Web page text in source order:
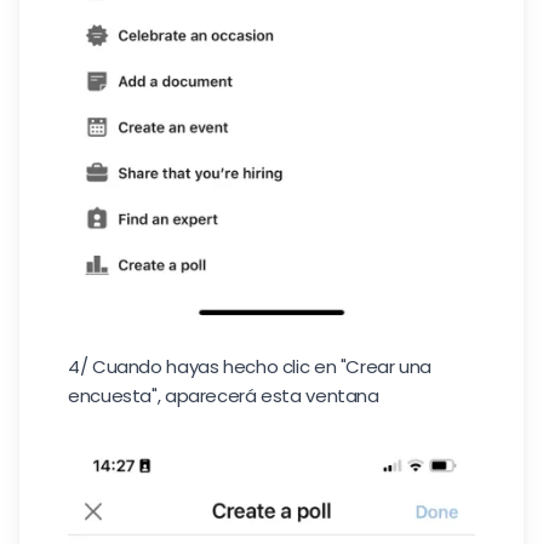
4/ Cuando hayas hecho clic en "Crear una
encuesta", aparecerá esta ventana